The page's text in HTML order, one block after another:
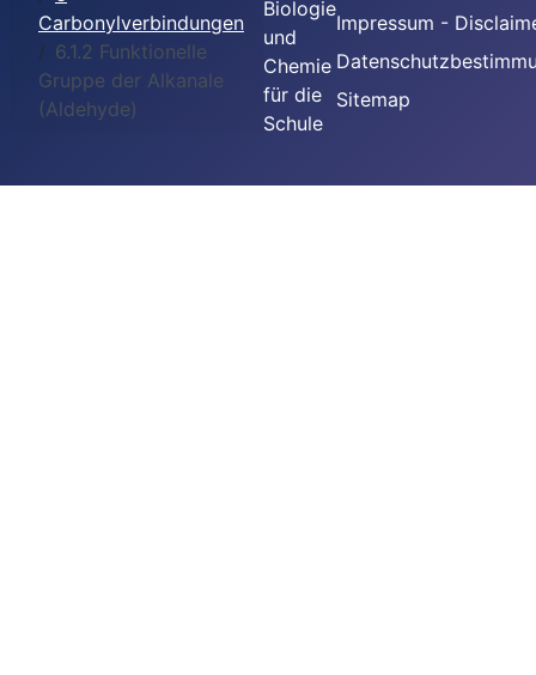
Carbonylverbindungen
6.1.2 Funktionelle
Gruppe der Alkanale
(Aldehyde)
Biologie
und
Chemie
für die
Schule
Impressum -
Sitemap